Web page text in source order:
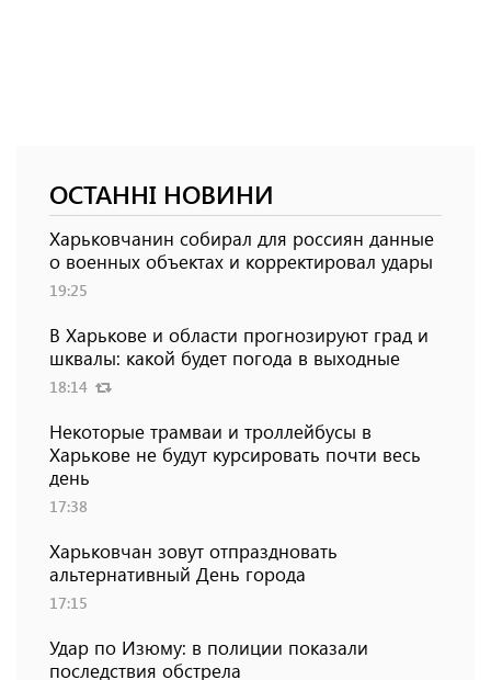
ОСТАННІ НОВИНИ
Харьковчанин собирал для россиян данные
о военных объектах и ​​корректировал удары
19:25
В Харькове и области прогнозируют град и
шквалы: какой будет погода в выходные
18:14
Некоторые трамваи и троллейбусы в
Харькове не будут курсировать почти весь
день
17:38
Харьковчан зовут отпраздновать
альтернативный День города
17:15
Удар по Изюму: в полиции показали
последствия обстрела